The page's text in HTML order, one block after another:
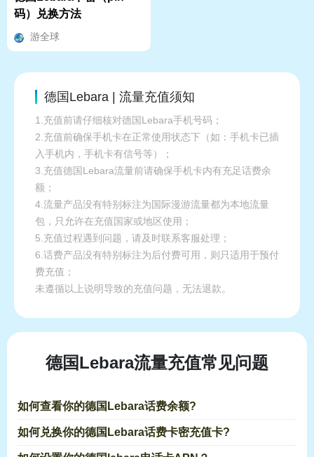
码）兑换方法
游全球
德国Lebara | 流量充值须知
1.充值前请仔细核对德国Lebara手机号码；
2.充值前确保手机卡在正常使用状态下（如：手机卡已插
入手机内，手机卡有信号等）；
3.充值德国Lebara流量前请确保手机卡内有充足话费余
额；
4.流量产品没有特别标注为国际漫游流量都为本地流量
包，只允许在充值国家或地区使用；
5.充值过程遇到问题，请及时联系客服处理；
6.话费产品没有特别标注为后付费可用，则只适用于预付
费充值；
未遵循以上说明导致的充值问题，无法退款。
德国Lebara流量充值常见问题
如何查看你的德国Lebara话费余额?
如何兑换你的德国Lebara话费卡密充值卡?